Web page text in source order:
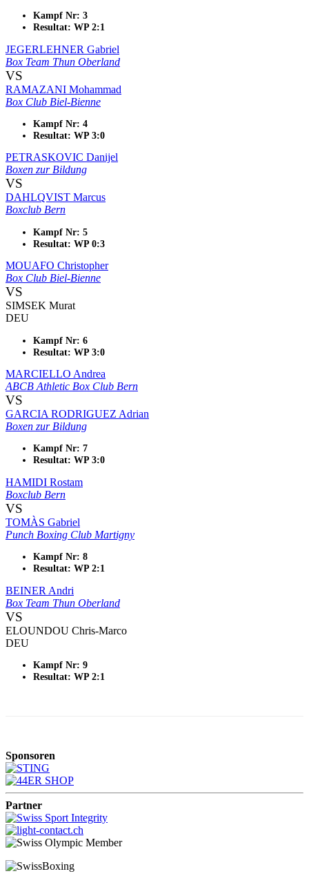
Kampf Nr: 3
Resultat: WP 2:1
JEGERLEHNER Gabriel
Box Team Thun Oberland
VS
RAMAZANI Mohammad
Box Club Biel-Bienne
Kampf Nr: 4
Resultat: WP 3:0
PETRASKOVIC Danijel
Boxen zur Bildung
VS
DAHLQVIST Marcus
Boxclub Bern
Kampf Nr: 5
Resultat: WP 0:3
MOUAFO Christopher
Box Club Biel-Bienne
VS
SIMSEK Murat
DEU
Kampf Nr: 6
Resultat: WP 3:0
MARCIELLO Andrea
ABCB Athletic Box Club Bern
VS
GARCIA RODRIGUEZ Adrian
Boxen zur Bildung
Kampf Nr: 7
Resultat: WP 3:0
HAMIDI Rostam
Boxclub Bern
VS
TOMÀS Gabriel
Punch Boxing Club Martigny
Kampf Nr: 8
Resultat: WP 2:1
BEINER Andri
Box Team Thun Oberland
VS
ELOUNDOU Chris-Marco
DEU
Kampf Nr: 9
Resultat: WP 2:1
Sponsoren
Partner